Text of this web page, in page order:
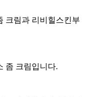
크림과 리비힐스킨부
좀 크림입니다.